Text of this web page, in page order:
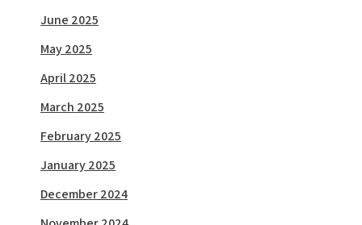
June 2025
May 2025
April 2025
March 2025
February 2025
January 2025
December 2024